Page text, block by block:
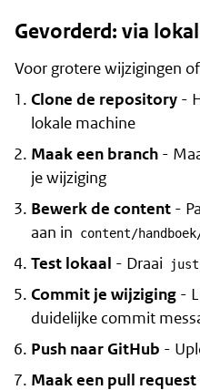
Gevorderd: via
Voor grotere wijzigingen
Clone de repository-
lokale machine
Maak een branch-
je wijziging
Bewerk de content-
aan in
content/
Test lokaal - Draai
Commit je wijziging-
duidelijke commit
Push naar GitHub -
Maak een pull request